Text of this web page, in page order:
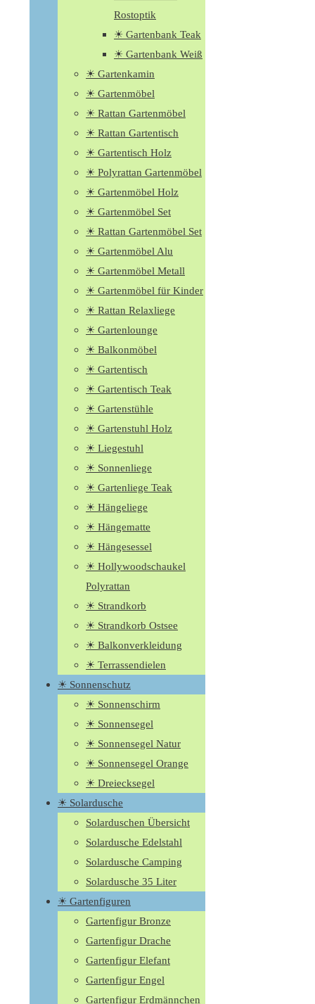
Rostoptik
☀ Gartenbank Teak
☀ Gartenbank Weiß
☀ Gartenkamin
☀ Gartenmöbel
☀ Rattan Gartenmöbel
☀ Rattan Gartentisch
☀ Gartentisch Holz
☀ Polyrattan Gartenmöbel
☀ Gartenmöbel Holz
☀ Gartenmöbel Set
☀ Rattan Gartenmöbel Set
☀ Gartenmöbel Alu
☀ Gartenmöbel Metall
☀ Gartenmöbel für Kinder
☀ Rattan Relaxliege
☀ Gartenlounge
☀ Balkonmöbel
☀ Gartentisch
☀ Gartentisch Teak
☀ Gartenstühle
☀ Gartenstuhl Holz
☀ Liegestuhl
☀ Sonnenliege
☀ Gartenliege Teak
☀ Hängeliege
☀ Hängematte
☀ Hängesessel
☀ Hollywoodschaukel
Polyrattan
☀ Strandkorb
☀ Strandkorb Ostsee
☀ Balkonverkleidung
☀ Terrassendielen
☀ Sonnenschutz
☀ Sonnenschirm
☀ Sonnensegel
☀ Sonnensegel Natur
☀ Sonnensegel Orange
☀ Dreiecksegel
☀ Solardusche
Solarduschen Übersicht
Solardusche Edelstahl
Solardusche Camping
Solardusche 35 Liter
☀ Gartenfiguren
Gartenfigur Bronze
Gartenfigur Drache
Gartenfigur Elefant
Gartenfigur Engel
Gartenfigur Erdmännchen